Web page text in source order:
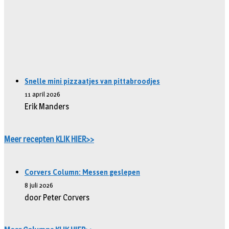
Snelle mini pizzaatjes van pittabroodjes
11 april 2026
Erik Manders
Meer recepten KLIK HIER>>
Corvers Column: Messen geslepen
8 juli 2026
door Peter Corvers